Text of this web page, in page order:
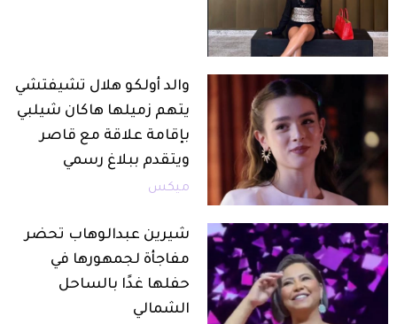
والد أولكو هلال تشيفتشي
يتهم زميلها هاكان شيلبي
بإقامة علاقة مع قاصر
ويتقدم ببلاغ رسمي
ميكس
شيرين عبدالوهاب تحضر
مفاجأة لجمهورها في
حفلها غدًا بالساحل
الشمالي